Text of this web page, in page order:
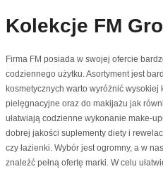
Kolekcje FM
Firma FM posiada w swojej ofercie
codziennego użytku. Asortyment jest
kosmetycznych warto wyróżnić wysokiej
pielęgnacyjne oraz do makijażu jak
ułatwiają codzienne wykonanie make-
dobrej jakości suplementy diety i
czy łazienki. Wybór jest ogromny, a w
znaleźć pełną ofertę marki. W celu